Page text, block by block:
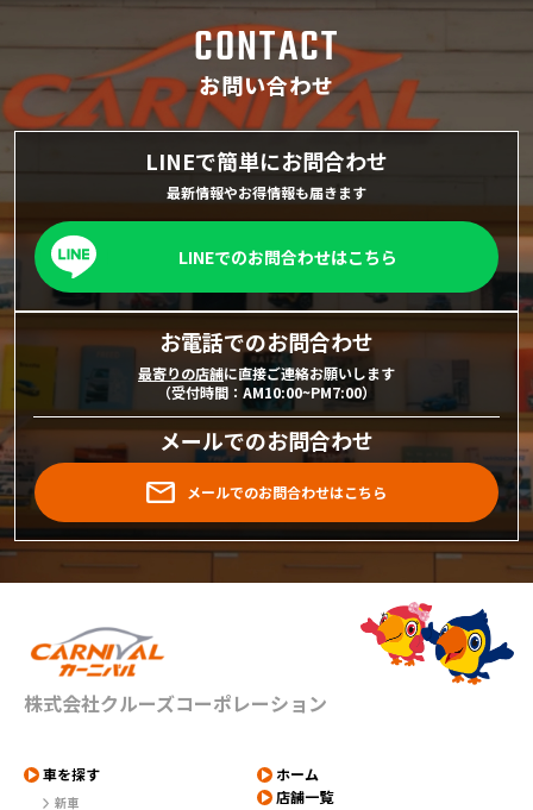
RV岩槻店
上尾店
会社案内
採用情報
CONTACT
お問い合わせ
LINEで簡単にお問合わせ
最新情報やお得情報も届きます
LINEでのお問合わせはこちら
お電話でのお問合わせ
最寄りの店舗に直接ご連絡お願いします
（受付時間：AM10:00~PM7:00）
メールでのお問合わせ
メールでのお問合わせはこちら
株式会社クルーズコーポレーション
車を探す
新車
ホーム
店舗一覧